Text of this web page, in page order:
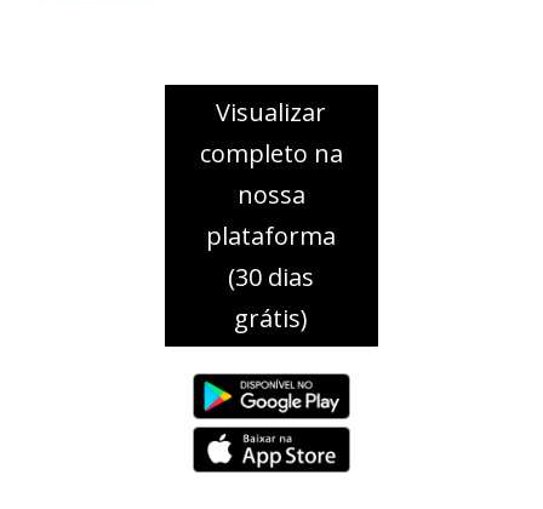
Visualizar
completo na
nossa
plataforma
(30 dias
grátis)